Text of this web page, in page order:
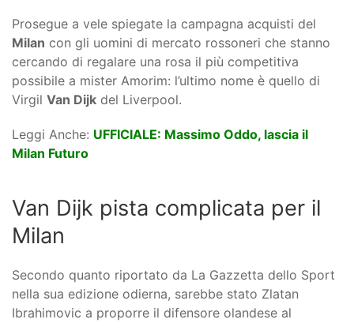
Prosegue a vele spiegate la campagna acquisti del
Milan con gli uomini di mercato rossoneri che stanno
cercando di regalare una rosa il più competitiva
possibile a mister Amorim: l’ultimo nome è quello di
Virgil Van Dijk del Liverpool.
Leggi Anche: UFFICIALE: Massimo Oddo, lascia il
Milan Futuro
Van Dijk pista complicata per il
Milan
Secondo quanto riportato da La Gazzetta dello Sport
nella sua edizione odierna, sarebbe stato Zlatan
Ibrahimovic a proporre il difensore olandese al